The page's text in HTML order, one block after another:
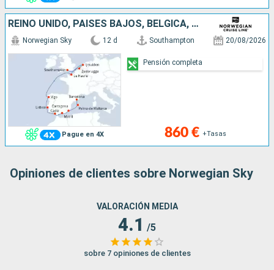
REINO UNIDO, PAISES BAJOS, BÉLGICA, FRANCIA, PORTUGAL, ESPAÑA, MALLORCA
Pague en 4X
Norwegian Sky 12 d Southampton 20/08/2026
860 € +Tasas
Pensión completa
Opiniones de clientes sobre Norwegian Sky
VALORACIÓN MEDIA
4.1 /5
sobre 7 opiniones de clientes